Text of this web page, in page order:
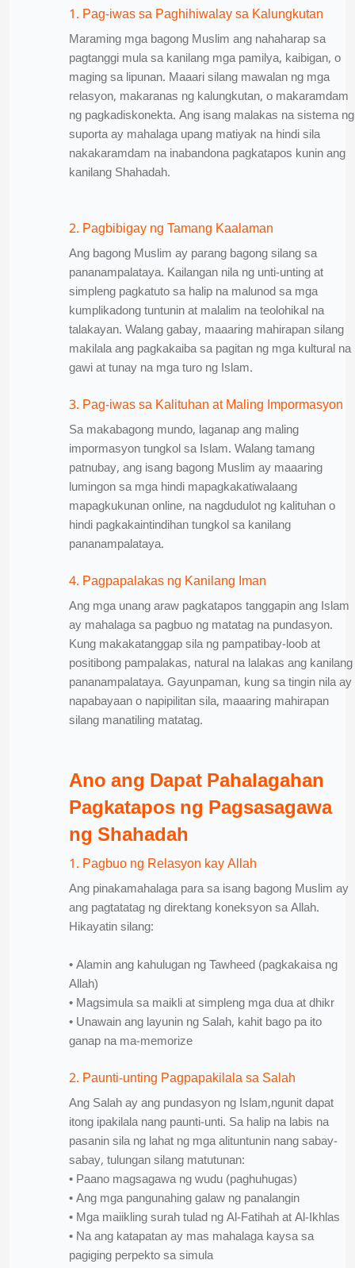
1. Pag-iwas sa Paghihiwalay sa Kalungkutan
Maraming mga bagong Muslim ang nahaharap sa
pagtanggi mula sa kanilang mga pamilya, kaibigan, o
maging sa lipunan. Maaari silang mawalan ng mga
relasyon, makaranas ng kalungkutan, o makaramdam
ng pagkadiskonekta. Ang isang malakas na sistema ng
suporta ay mahalaga upang matiyak na hindi sila
nakakaramdam na inabandona pagkatapos kunin ang
kanilang Shahadah.
2. Pagbibigay ng Tamang Kaalaman
Ang bagong Muslim ay parang bagong silang sa
pananampalataya. Kailangan nila ng unti-unting at
simpleng pagkatuto sa halip na malunod sa mga
kumplikadong tuntunin at malalim na teolohikal na
talakayan. Walang gabay, maaaring mahirapan silang
makilala ang pagkakaiba sa pagitan ng mga kultural na
gawi at tunay na mga turo ng Islam.
3. Pag-iwas sa Kalituhan at Maling Impormasyon
Sa makabagong mundo, laganap ang maling
impormasyon tungkol sa Islam. Walang tamang
patnubay, ang isang bagong Muslim ay maaaring
lumingon sa mga hindi mapagkakatiwalaang
mapagkukunan online, na nagdudulot ng kalituhan o
hindi pagkakaintindihan tungkol sa kanilang
pananampalataya.
4. Pagpapalakas ng Kanilang Iman
Ang mga unang araw pagkatapos tanggapin ang Islam
ay mahalaga sa pagbuo ng matatag na pundasyon.
Kung makakatanggap sila ng pampatibay-loob at
positibong pampalakas, natural na lalakas ang kanilang
pananampalataya. Gayunpaman, kung sa tingin nila ay
napabayaan o napipilitan sila, maaaring mahirapan
silang manatiling matatag.
Ano ang Dapat Pahalagahan
Pagkatapos ng Pagsasagawa
ng Shahadah
1. Pagbuo ng Relasyon kay Allah
Ang pinakamahalaga para sa isang bagong Muslim ay
ang pagtatatag ng direktang koneksyon sa Allah.
Hikayatin silang:
• Alamin ang kahulugan ng Tawheed (pagkakaisa ng
Allah)
• Magsimula sa maikli at simpleng mga dua at dhikr
• Unawain ang layunin ng Salah, kahit bago pa ito
ganap na ma-memorize
2. Paunti-unting Pagpapakilala sa Salah
Ang Salah ay ang pundasyon ng Islam,ngunit dapat
itong ipakilala nang paunti-unti. Sa halip na labis na
pasanin sila ng lahat ng mga alituntunin nang sabay-
sabay, tulungan silang matutunan:
• Paano magsagawa ng wudu (paghuhugas)
• Ang mga pangunahing galaw ng panalangin
• Mga maiikling surah tulad ng Al-Fatihah at Al-Ikhlas
• Na ang katapatan ay mas mahalaga kaysa sa
pagiging perpekto sa simula